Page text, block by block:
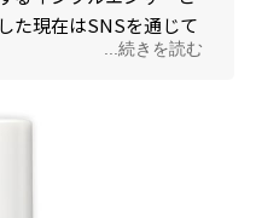
た現在はSNSを通じて
ク、ファッションに合
案が人気を博し、数々
...続きを読む